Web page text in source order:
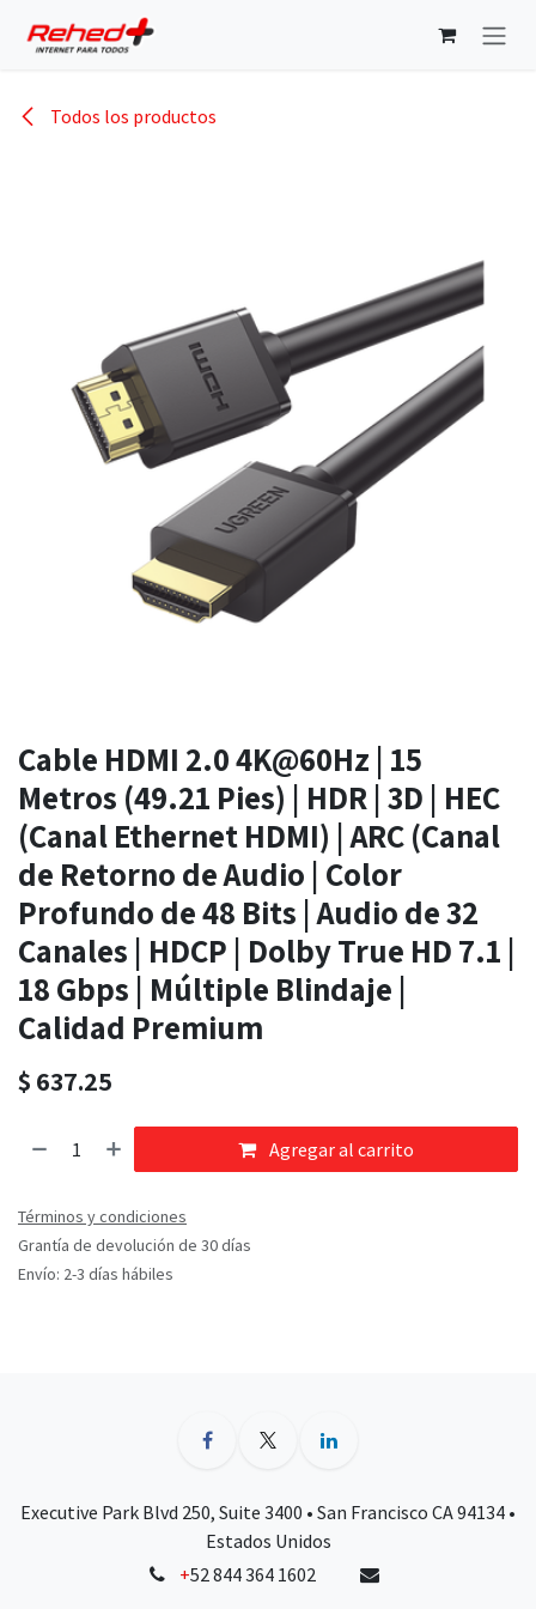
Todos los productos
Cable HDMI 2.0 4K@60Hz | 15
Metros (49.21 Pies) | HDR | 3D | HEC
(Canal Ethernet HDMI) | ARC (Canal
de Retorno de Audio | Color
Profundo de 48 Bits | Audio de 32
Canales | HDCP | Dolby True HD 7.1 |
18 Gbps | Múltiple Blindaje |
Calidad Premium
$ 637.25
Agregar al carrito
Términos y condiciones
Grantía de devolución de 30 días
Envío: 2-3 días hábiles
Executive Park Blvd 250, Suite 3400 • San Francisco CA 94134 •
Estados Unidos
+52 844 364 1602